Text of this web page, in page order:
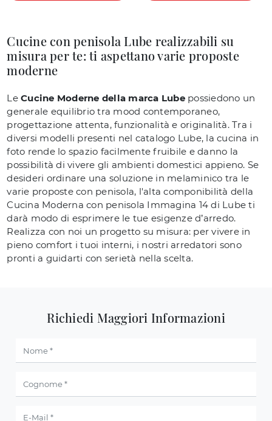
Cucine con penisola Lube realizzabili su
misura per te: ti aspettano varie proposte
moderne
Le Cucine Moderne della marca Lubepossiedono un
generale equilibrio tra mood contemporaneo,
progettazione attenta, funzionalità e originalità. Tra i
diversi modelli presenti nel catalogo Lube, la cucina in
foto rende lo spazio facilmente fruibile e danno la
possibilità di vivere gli ambienti domestici appieno. Se
desideri ordinare una soluzione in melaminico tra le
varie proposte con penisola, l'alta componibilità della
Cucina Moderna con penisola Immagina 14 di Lube ti
darà modo di esprimere le tue esigenze d’arredo.
Realizza con noi un progetto su misura: per vivere in
pieno comfort i tuoi interni, i nostri arredatori sono
pronti a guidarti con serietà nella scelta.
Richiedi Maggiori Informazioni